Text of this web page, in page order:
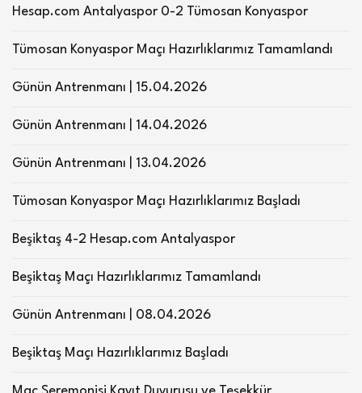
Hesap.com Antalyaspor 0-2 Tümosan Konyaspor
Tümosan Konyaspor Maçı Hazırlıklarımız Tamamlandı
Günün Antrenmanı | 15.04.2026
Günün Antrenmanı | 14.04.2026
Günün Antrenmanı | 13.04.2026
Tümosan Konyaspor Maçı Hazırlıklarımız Başladı
Beşiktaş 4-2 Hesap.com Antalyaspor
Beşiktaş Maçı Hazırlıklarımız Tamamlandı
Günün Antrenmanı | 08.04.2026
Beşiktaş Maçı Hazırlıklarımız Başladı